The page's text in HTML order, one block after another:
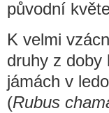
původní
K velmi
druhy z doby
jámách v
(Rubus